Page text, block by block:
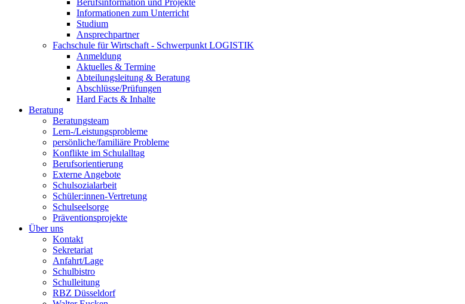
Berufsinformation und Projekte
Informationen zum Unterricht
Studium
Ansprechpartner
Fachschule für Wirtschaft - Schwerpunkt LOGISTIK
Anmeldung
Aktuelles & Termine
Abteilungsleitung & Beratung
Abschlüsse/Prüfungen
Hard Facts & Inhalte
Beratung
Beratungsteam
Lern-/Leistungsprobleme
persönliche/familiäre Probleme
Konflikte im Schulalltag
Berufsorientierung
Externe Angebote
Schulsozialarbeit
Schüler:innen-Vertretung
Schulseelsorge
Präventionsprojekte
Über uns
Kontakt
Sekretariat
Anfahrt/Lage
Schulbistro
Schulleitung
RBZ Düsseldorf